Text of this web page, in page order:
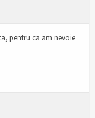
pentru ca am nevoie